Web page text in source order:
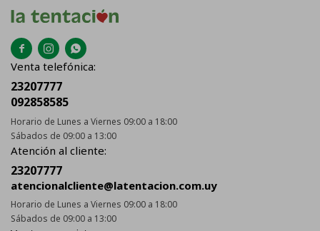
  
Venta telefónica:
23207777
092858585
Horario de Lunes a Viernes 09:00 a 18:00
Sábados de 09:00 a 13:00
Atención al cliente:
23207777
atencionalcliente@latentacion.com.uy
Horario de Lunes a Viernes 09:00 a 18:00
Sábados de 09:00 a 13:00